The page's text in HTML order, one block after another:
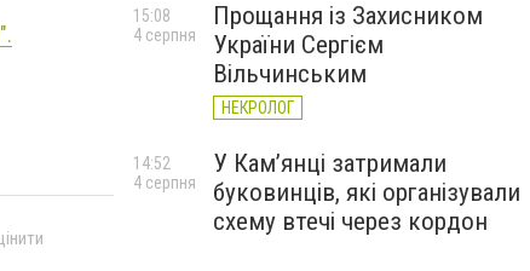
Прощання із Захисником
України Сергієм
Вільчинським
НЕКРОЛОГ
15:08
4 серпня
У Кам’янці затримали
буковинців, які організували
схему втечі через кордон
14:52
4 серпня